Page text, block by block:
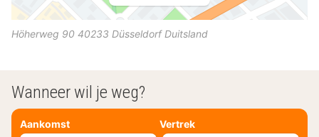
Höherweg 90 40233 Düsseldorf Duitsland
Wanneer wil je weg?
Aankomst Vertrek